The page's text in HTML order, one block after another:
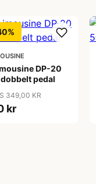
DP-20
pedal
349,00 KR
kr